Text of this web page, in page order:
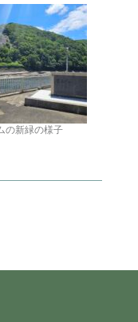
の新緑の様子